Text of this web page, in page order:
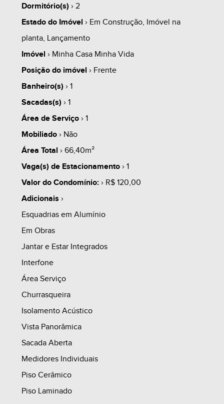
- VISTA PANORAMICA!
------------------------------------------------------------------------
-------------
1.0 - PROPOSTA 01 (EXEMPLO):
1.1 - ENTRADA À VISTA
1.2 - PREÇO ESPECIAL!!! CONSULTE-NOS!
------------------------------------------------------------------------
-------------
2.0 - PROPOSTA 02 (EXEMPLO):
2.1 - 50% DA ENTRADA A VISTA
2.2 - 50% DA ENTRADA PARCELADA (DURANTE O
PERÍODO DE EXECUÇÃO DE OBRAS - VIDE PRAZO
DE ENTREGA)²
2.3 - FGTS
share
Dormitório(s) › 2
Estado do Imóvel › Em Construção, Imóvel na
planta, Lançamento
Imóvel › Minha Casa Minha Vida
Posição do imóvel › Frente
Banheiro(s) › 1
Sacadas(s) › 1
Área de Serviço› 1
Mobiliado› Não
Área Total › 66,40m²
Vaga(s) de Estacionamento› 1
Valor do Condomínio:› R$ 120,00
Adicionais ›
Esquadrias em Alumínio
Em Obras
Jantar e Estar Integrados
Interfone
Área Serviço
Churrasqueira
Isolamento Acústico
Vista Panorâmica
Sacada Aberta
Medidores Individuais
Piso Cerâmico
Piso Laminado